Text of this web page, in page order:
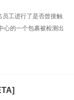
员工进行了是否曾接触
心的一个包裹被检测出